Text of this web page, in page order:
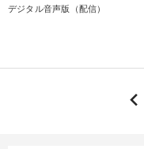
しいただけます
デジタル音声版（配信）
keyboard_arrow_left